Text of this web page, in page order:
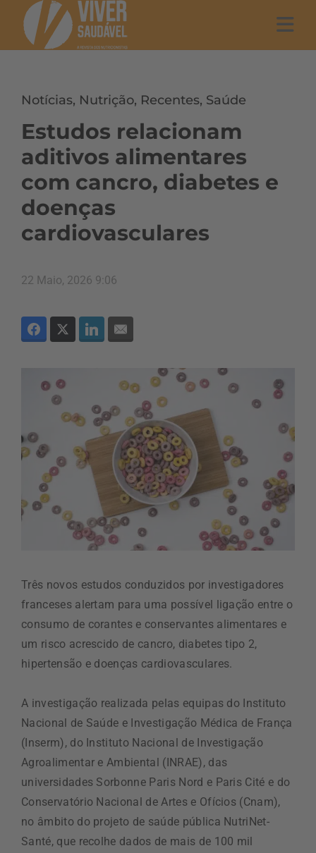
Notícias, Nutrição, Recentes, Saúde
Estudos relacionam
aditivos alimentares
com cancro, diabetes e
doenças
cardiovasculares
22 Maio, 2026 9:06
Três novos estudos conduzidos por investigadores
franceses alertam para uma possível ligação entre o
consumo de corantes e conservantes alimentares e
um risco acrescido de cancro, diabetes tipo 2,
hipertensão e doenças cardiovasculares.
A investigação realizada pelas equipas do Instituto
Nacional de Saúde e Investigação Médica de França
(Inserm), do Instituto Nacional de Investigação
Agroalimentar e Ambiental (INRAE), das
universidades Sorbonne Paris Nord e Paris Cité e do
Conservatório Nacional de Artes e Ofícios (Cnam),
no âmbito do projeto de saúde pública NutriNet-
Santé, que recolhe dados de mais de 100 mil